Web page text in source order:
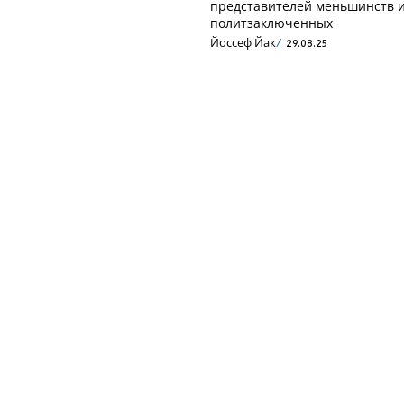
представителей меньшинств и
политзаключенных
Йоссеф Йак 29.08.25